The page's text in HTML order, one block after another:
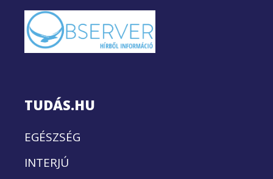
TUDÁS.HU
EGÉSZSÉG
INTERJÚ